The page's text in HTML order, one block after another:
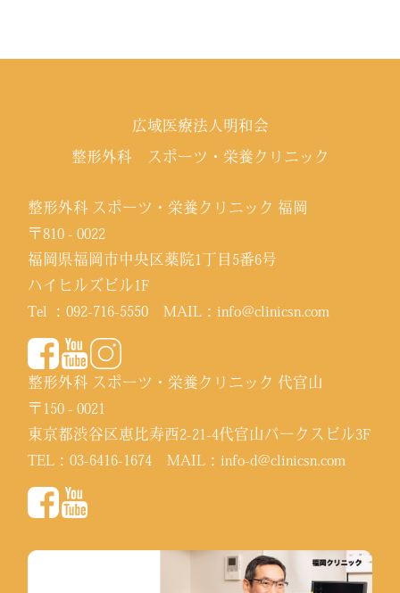
広域医療法人明和会
整形外科 スポーツ・栄養クリニック
整形外科 スポーツ・栄養クリニック 福岡
〒810 - 0022
福岡県福岡市中央区薬院1丁目5番6号
ハイヒルズビル1F
Tel ：092-716-5550 MAIL：info@clinicsn.com
整形外科 スポーツ・栄養クリニック 代官山
〒150 - 0021
東京都渋谷区恵比寿西2-21-4代官山パークスビル3F
TEL：03-6416-1674 MAIL：info-d@clinicsn.com